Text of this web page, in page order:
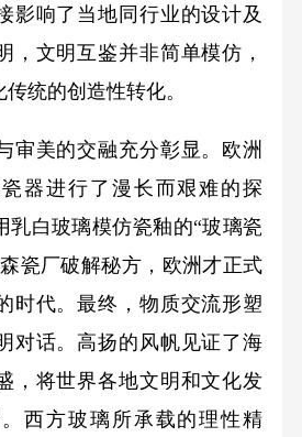
影响了当地同行业的设计及
，文明互鉴并非简单模仿，
统的创造性转化。
美的交融充分彰显。欧洲
器进行了漫长而艰难的探
乳白玻璃模仿瓷釉的“玻璃瓷
瓷厂破解秘方，欧洲才正式
时代。最终，物质交流形塑
对话。高扬的风帆见证了海
，将世界各地文明和文化发
西方玻璃所承载的理性精